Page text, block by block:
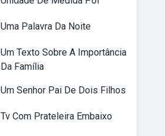
Uma Palavra Da Noite
Um Texto Sobre A Importância
Da Família
Um Senhor Pai De Dois Filhos
Tv Com Prateleira Embaixo